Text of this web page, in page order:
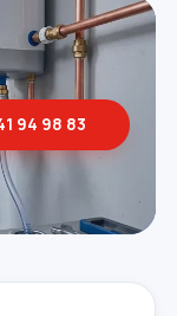
94 98 83